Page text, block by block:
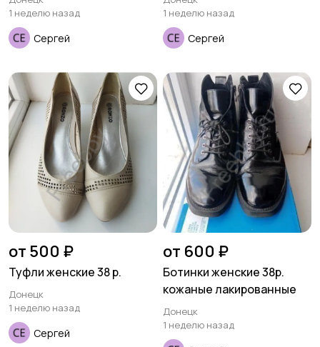
1 неделю назад
Сергей
1 неделю назад
Сергей
от 500 ₽
Туфли женские 38 р.
Донецк
1 неделю назад
Сергей
от 600 ₽
Ботинки женские 38р.
кожаные лакированные
Донецк
1 неделю назад